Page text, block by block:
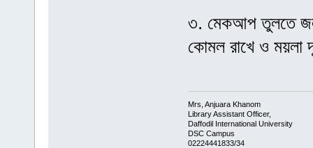
৩. মেকআপ তুলতে
কোমল রাখে ও ময়লা
Mrs, Anjuara Khanom
Library Assistant Officer,
Daffodil International University
DSC Campus
02224441833/34